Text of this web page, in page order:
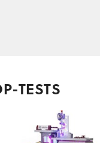
TESTS